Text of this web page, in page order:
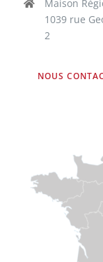
Maison
1039 rue
2
NOUS